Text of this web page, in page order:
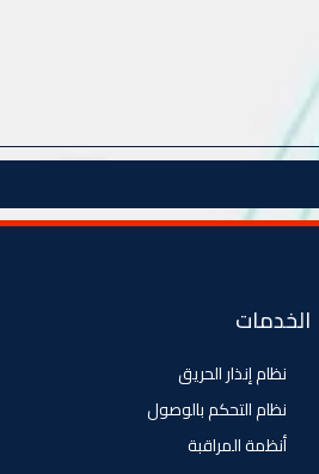
الخدمات
نظام إنذار الحريق
نظام التحكم بالوصول
أنظمة المراقبة